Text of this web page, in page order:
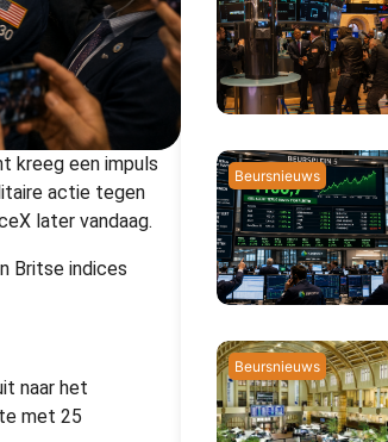
kreeg een impuls
actie tegen
later vandaag.
Britse indices
naar het
met 25
Beursnieuws
Beursnieuws